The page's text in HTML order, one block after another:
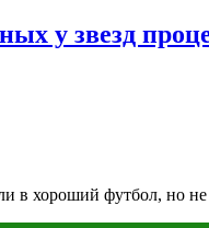
у звезд
в хороший футбол, но